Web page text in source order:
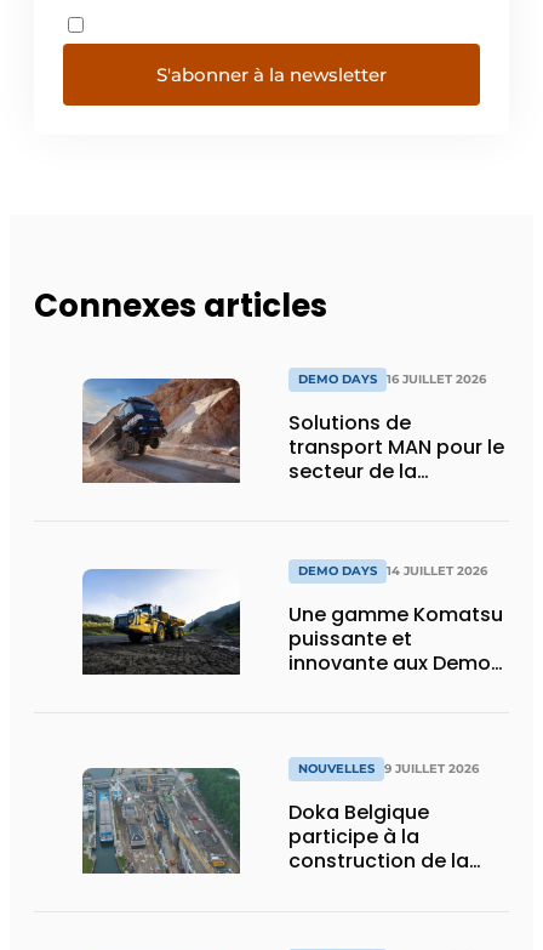
S'abonner à la newsletter
Connexes articles
DEMO DAYS 16 JUILLET 2026
Solutions de
transport MAN pour le
secteur de la
DEMO DAYS 14 JUILLET 2026
Une gamme Komatsu
puissante et
innovante aux Demo
NOUVELLES 9 JUILLET 2026
Doka Belgique
participe à la
construction de la